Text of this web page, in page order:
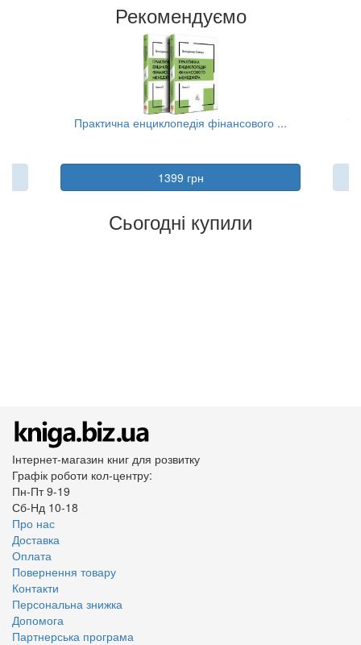
Рекомендуємо
Практична енциклопедія фінансового ...
1399 грн
Сьогодні купили
Інтернет-магазин книг для розвитку
Графік роботи кол-центру:
Пн-Пт 9-19
Сб-Нд 10-18
Про нас
Доставка
Оплата
Повернення товару
Контакти
Персональна знижка
Допомога
Партнерська програма